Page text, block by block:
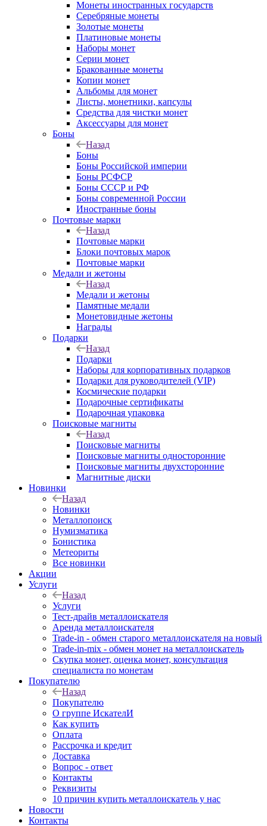
Монеты иностранных государств
Серебряные монеты
Золотые монеты
Платиновые монеты
Наборы монет
Серии монет
Бракованные монеты
Копии монет
Альбомы для монет
Листы, монетники, капсулы
Средства для чистки монет
Аксессуары для монет
Боны
Назад
Боны
Боны Российской империи
Боны РСФСР
Боны СССР и РФ
Боны современной России
Иностранные боны
Почтовые марки
Назад
Почтовые марки
Блоки почтовых марок
Почтовые марки
Медали и жетоны
Назад
Медали и жетоны
Памятные медали
Монетовидные жетоны
Награды
Подарки
Назад
Подарки
Наборы для корпоративных подарков
Подарки для руководителей (VIP)
Космические подарки
Подарочные сертификаты
Подарочная упаковка
Поисковые магниты
Назад
Поисковые магниты
Поисковые магниты односторонние
Поисковые магниты двухсторонние
Магнитные диски
Новинки
Назад
Новинки
Металлопоиск
Нумизматика
Бонистика
Метеориты
Все новинки
Акции
Услуги
Назад
Услуги
Тест-драйв металлоискателя
Аренда металлоискателя
Trade-in - обмен старого металлоискателя на новый
Trade-in-mix - обмен монет на металлоискатель
Скупка монет, оценка монет, консультация
специалиста по монетам
Покупателю
Назад
Покупателю
О группе ИскателИ
Как купить
Оплата
Рассрочка и кредит
Доставка
Вопрос - ответ
Контакты
Реквизиты
10 причин купить металлоискатель у нас
Новости
Контакты